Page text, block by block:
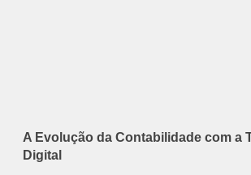
A Evolução da Contabilidade com a
Digital